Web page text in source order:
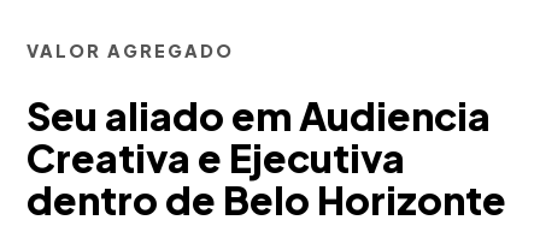
VALOR AGREGADO
Seu aliado em Audiencia
Creativa e Ejecutiva
dentro de Belo Horizonte